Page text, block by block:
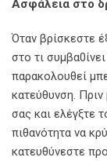
Ασφάλεια στο
Όταν βρίσκεστε
στο τι
παρακολουθεί
κατεύθυνση. Πριν
σας και ελέγξτε
πιθανότητα να
κατευθύνεστε